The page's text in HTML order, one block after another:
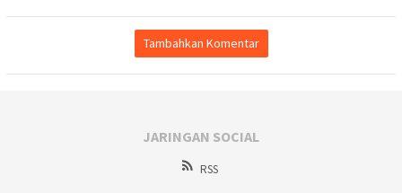
Tambahkan Komentar
JARINGAN SOCIAL
RSS